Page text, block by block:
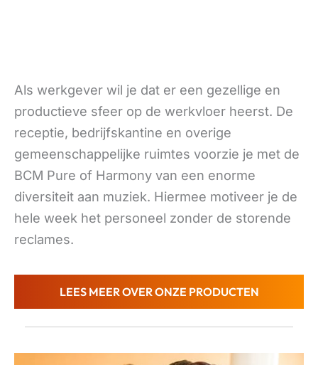
Als werkgever wil je dat er een gezellige en
productieve sfeer op de werkvloer heerst. De
receptie, bedrijfskantine en overige
gemeenschappelijke ruimtes voorzie je met de
BCM Pure of Harmony van een enorme
diversiteit aan muziek. Hiermee motiveer je de
hele week het personeel zonder de storende
reclames.
LEES MEER OVER ONZE PRODUCTEN